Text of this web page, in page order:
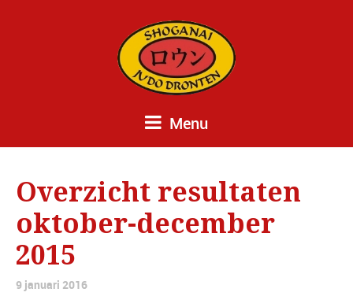
Menu
Overzicht resultaten
oktober-december
2015
9 januari 2016